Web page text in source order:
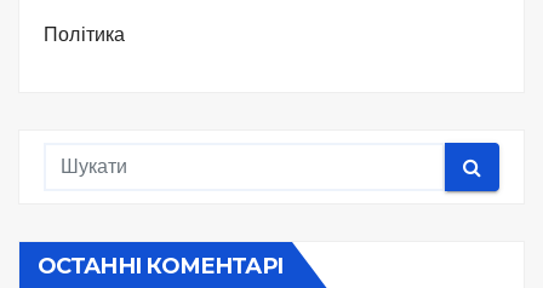
Політика
ОСТАННІ КОМЕНТАРІ